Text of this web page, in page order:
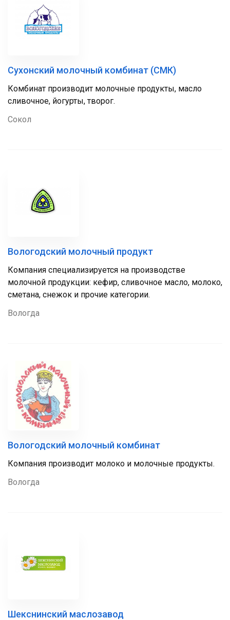
Сухонский молочный комбинат (СМК)
Комбинат производит молочные продукты, масло
сливочное, йогурты, творог.
Сокол
Вологодский молочный продукт
Компания специализируется на производстве
молочной продукции: кефир, сливочное масло, молоко,
сметана, снежок и прочие категории.
Вологда
Вологодский молочный комбинат
Компания производит молоко и молочные продукты.
Вологда
Шекснинский маслозавод